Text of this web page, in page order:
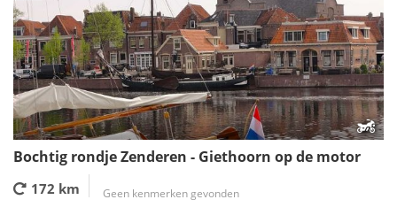
Bochtig rondje Zenderen - Giethoorn op de motor
172 km Geen kenmerken gevonden